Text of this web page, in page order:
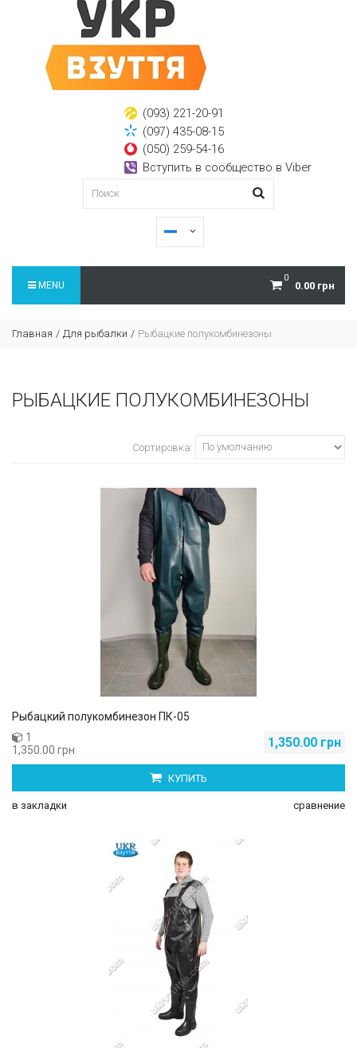
(093) 221-20-91
(097) 435-08-15
(050) 259-54-16
Вступить в сообщество в Viber
0
0.00 грн
MENU
Главная Для рыбалки Рыбацкие полукомбинезоны
РЫБАЦКИЕ ПОЛУКОМБИНЕЗОНЫ
Сортировка:
Рыбацкий полукомбинезон ПК-05
1,350.00 грн
1
1,350.00 грн
КУПИТЬ
в закладки сравнение